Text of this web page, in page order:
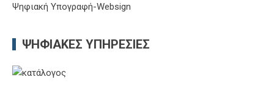
Ψηφιακή Υπογραφή-Websign
ΨΗΦΙΑΚΈΣ ΥΠΗΡΕΣΊΕΣ